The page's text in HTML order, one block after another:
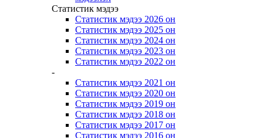
Статистик мэдээ
Статистик мэдээ 2026 он
Статистик мэдээ 2025 он
Статистик мэдээ 2024 он
Статистик мэдээ 2023 он
Статистик мэдээ 2022 он
-
Статистик мэдээ 2021 он
Статистик мэдээ 2020 он
Статистик мэдээ 2019 он
Статистик мэдээ 2018 он
Статистик мэдээ 2017 он
Статистик мэдээ 2016 он